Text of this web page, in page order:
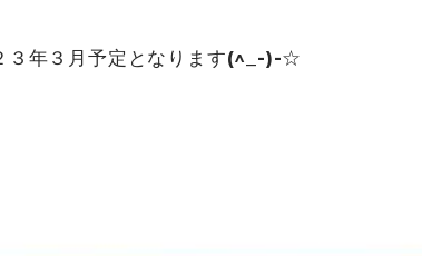
年３月予定となります(^_-)-☆